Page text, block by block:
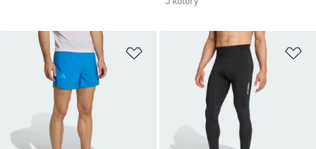
Dodaj do listy życzeń